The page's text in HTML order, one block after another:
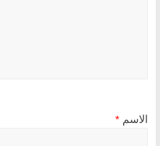
الاسم *